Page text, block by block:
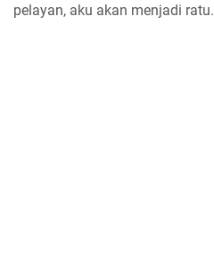
pelayan, aku akan menjadi ratu.